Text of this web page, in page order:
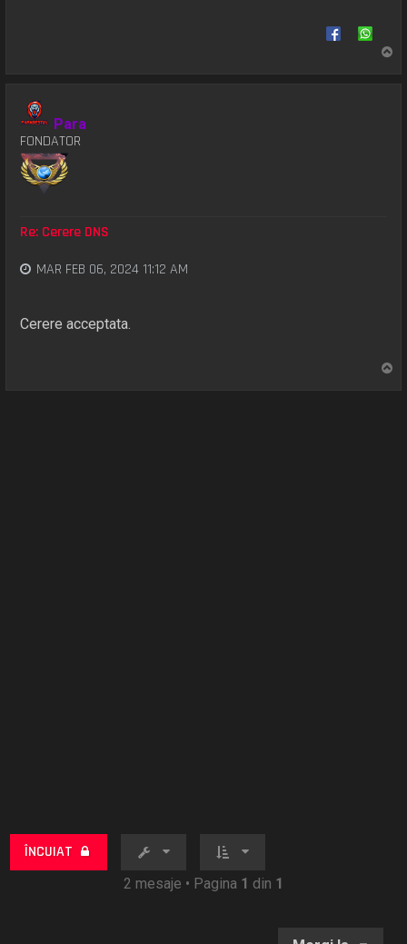
Para
FONDATOR
Re: Cerere DNS
MAR FEB 06, 2024 11:12 AM
Cerere acceptata.
ÎNCUIAT
2 mesaje • Pagina 1 din 1